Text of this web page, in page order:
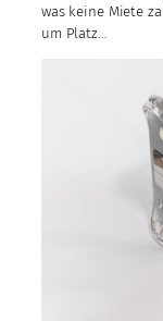
was keine Miete
um Platz…